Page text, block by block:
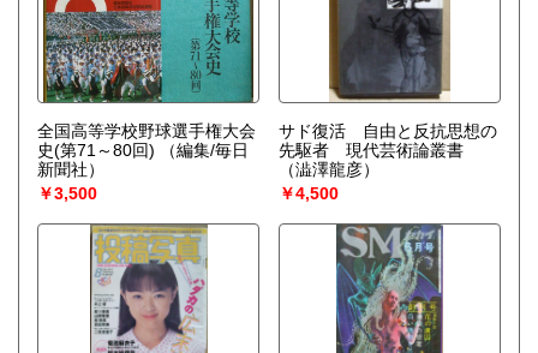
全国高等学校野球選手権大会
史(第71～80回)
（編集/毎日
新聞社）
￥3,500
サド復活 自由と反抗思想の
先駆者 現代芸術論叢書
（澁澤龍彦）
￥4,500